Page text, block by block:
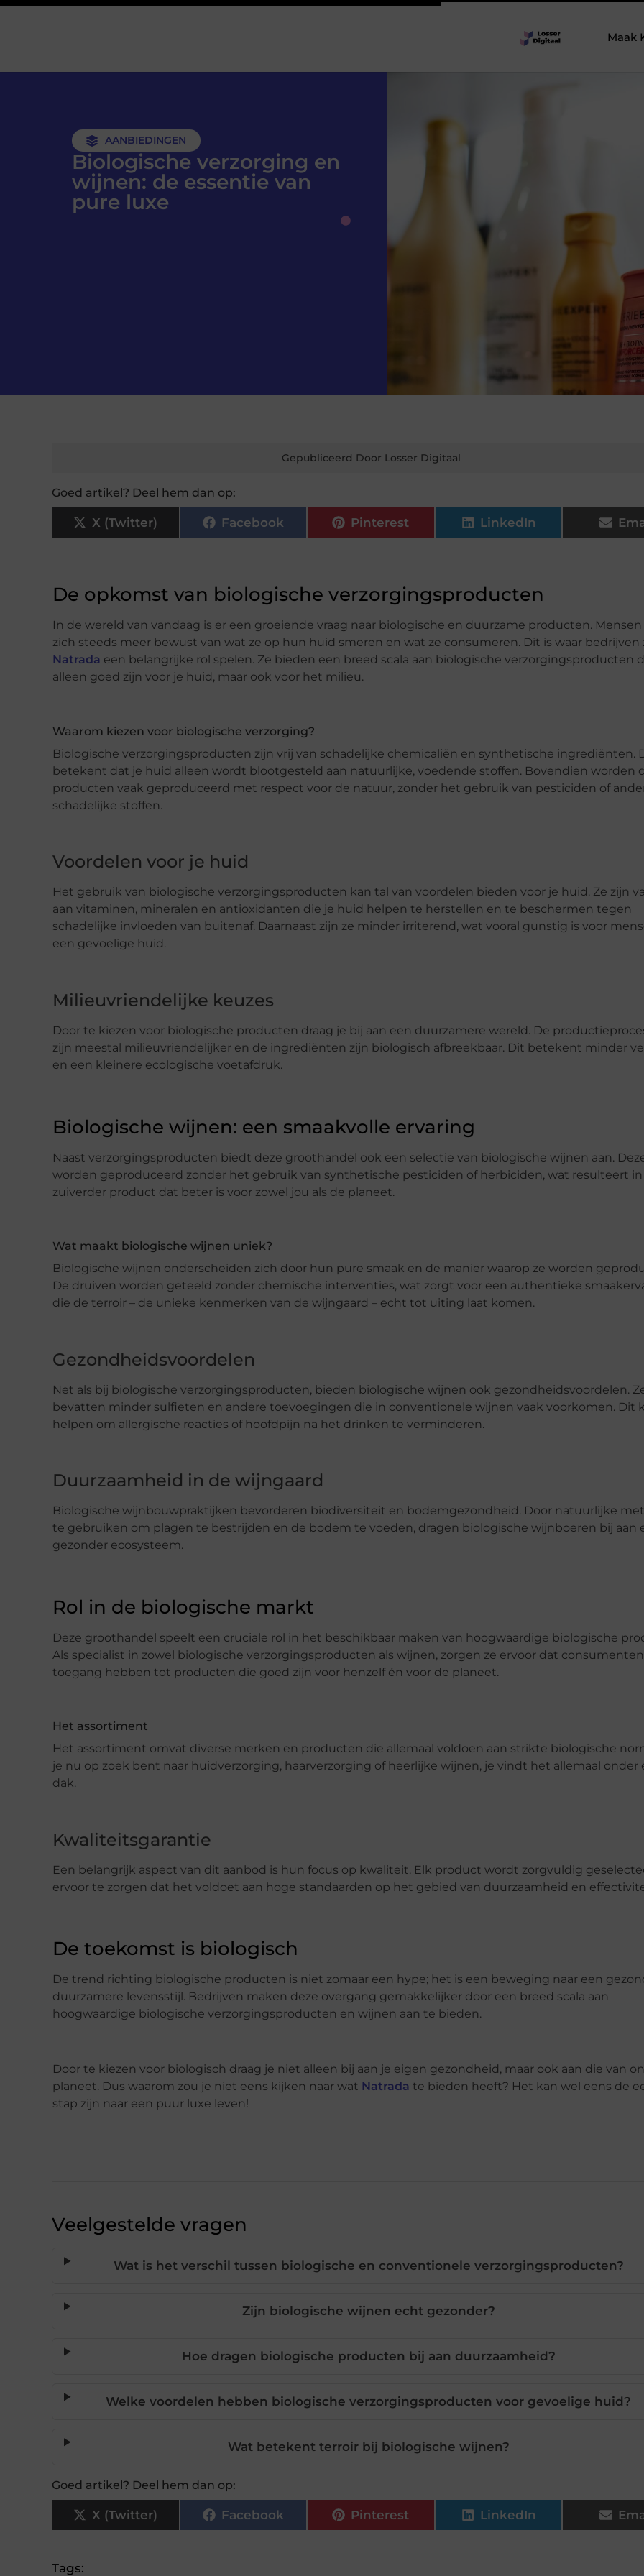
Maak
AANBIEDINGEN
Biologische verzorging en
wijnen: de essentie van
pure luxe
Gepubliceerd Door Losser Digitaal
Goed artikel? Deel hem dan op:
X (Twitter) Facebook Pinterest LinkedIn
De opkomst van biologische verzorgingsproducten
In de wereld van vandaag is er een groeiende vraag naar biologische en duurzame producten.
zich steeds meer bewust van wat ze op hun huid smeren en wat ze consumeren. Dit is waar bedrijven
Natrada een belangrijke rol spelen. Ze bieden een breed scala aan biologische verzorgingsproducten
alleen goed zijn voor je huid, maar ook voor het milieu.
Waarom kiezen voor biologische verzorging?
Biologische verzorgingsproducten zijn vrij van schadelijke chemicaliën en synthetische ingrediënten.
betekent dat je huid alleen wordt blootgesteld aan natuurlijke, voedende stoffen. Bovendien worden
producten vaak geproduceerd met respect voor de natuur, zonder het gebruik van pesticiden of
schadelijke stoffen.
Voordelen voor je huid
Het gebruik van biologische verzorgingsproducten kan tal van voordelen bieden voor je huid. Ze zijn
aan vitaminen, mineralen en antioxidanten die je huid helpen te herstellen en te beschermen tegen
schadelijke invloeden van buitenaf. Daarnaast zijn ze minder irriterend, wat vooral gunstig is voor
een gevoelige huid.
Milieuvriendelijke keuzes
Door te kiezen voor biologische producten draag je bij aan een duurzamere wereld. De
zijn meestal milieuvriendelijker en de ingrediënten zijn biologisch afbreekbaar. Dit betekent minder
en een kleinere ecologische voetafdruk.
Biologische wijnen: een smaakvolle ervaring
Naast verzorgingsproducten biedt deze groothandel ook een selectie van biologische wijnen aan.
worden geproduceerd zonder het gebruik van synthetische pesticiden of herbiciden, wat resulteert in
zuiverder product dat beter is voor zowel jou als de planeet.
Wat maakt biologische wijnen uniek?
Biologische wijnen onderscheiden zich door hun pure smaak en de manier waarop ze worden
De druiven worden geteeld zonder chemische interventies, wat zorgt voor een authentieke
die de terroir – de unieke kenmerken van de wijngaard – echt tot uiting laat komen.
Gezondheidsvoordelen
Net als bij biologische verzorgingsproducten, bieden biologische wijnen ook gezondheidsvoordelen.
bevatten minder sulfieten en andere toevoegingen die in conventionele wijnen vaak voorkomen. Dit
helpen om allergische reacties of hoofdpijn na het drinken te verminderen.
Duurzaamheid in de wijngaard
Biologische wijnbouwpraktijken bevorderen biodiversiteit en bodemgezondheid. Door natuurlijke
te gebruiken om plagen te bestrijden en de bodem te voeden, dragen biologische wijnboeren bij aan
gezonder ecosysteem.
Rol in de biologische markt
Deze groothandel speelt een cruciale rol in het beschikbaar maken van hoogwaardige biologische
Als specialist in zowel biologische verzorgingsproducten als wijnen, zorgen ze ervoor dat consumenten
toegang hebben tot producten die goed zijn voor henzelf én voor de planeet.
Het assortiment
Het assortiment omvat diverse merken en producten die allemaal voldoen aan strikte biologische
je nu op zoek bent naar huidverzorging, haarverzorging of heerlijke wijnen, je vindt het allemaal onder
dak.
Kwaliteitsgarantie
Een belangrijk aspect van dit aanbod is hun focus op kwaliteit. Elk product wordt zorgvuldig
ervoor te zorgen dat het voldoet aan hoge standaarden op het gebied van duurzaamheid en
De toekomst is biologisch
De trend richting biologische producten is niet zomaar een hype; het is een beweging naar een
duurzamere levensstijl. Bedrijven maken deze overgang gemakkelijker door een breed scala aan
hoogwaardige biologische verzorgingsproducten en wijnen aan te bieden.
Door te kiezen voor biologisch draag je niet alleen bij aan je eigen gezondheid, maar ook aan die van
planeet. Dus waarom zou je niet eens kijken naar wat Natrada te bieden heeft? Het kan wel eens de
stap zijn naar een puur luxe leven!
Veelgestelde vragen
Wat is het verschil tussen biologische en conventionele verzorgingsproducten?
Zijn biologische wijnen echt gezonder?
Hoe dragen biologische producten bij aan duurzaamheid?
Welke voordelen hebben biologische verzorgingsproducten voor gevoelige huid?
Wat betekent terroir bij biologische wijnen?
Goed artikel? Deel hem dan op:
X (Twitter) Facebook Pinterest LinkedIn
Tags: